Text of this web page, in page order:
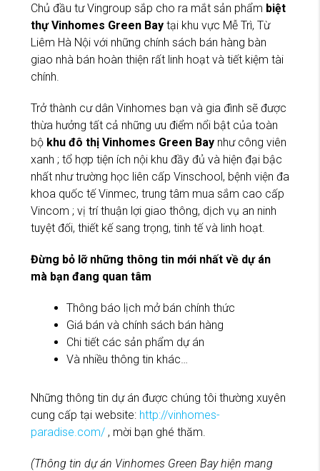
Chủ đầu tư Vingroup sắp cho ra mắt sản phẩm biệt
thự Vinhomes Green Bay tại khu vực Mễ Trì, Từ
Liêm Hà Nội với những chính sách bán hàng bàn
giao nhà bán hoàn thiện rất linh hoạt và tiết kiệm tài
chính.
Trở thành cư dân Vinhomes bạn và gia đình sẽ được
thừa hưởng tất cả những ưu điểm nổi bật của toàn
bộ khu đô thị Vinhomes Green Bay như công viên
xanh ; tổ hợp tiện ích nội khu đầy đủ và hiện đại bậc
nhất như trường học liên cấp Vinschool, bệnh viện đa
khoa quốc tế Vinmec, trung tâm mua sắm cao cấp
Vincom ; vị trí thuận lợi giao thông, dịch vụ an ninh
tuyệt đối, thiết kế sang trọng, tinh tế và linh hoạt.
Đừng bỏ lỡ những thông tin mới nhất về dự án
mà bạn đang quan tâm
Thông báo lịch mở bán chính thức
Giá bán và chính sách bán hàng
Chi tiết các sản phẩm dự án
Và nhiều thông tin khác…
Những thông tin dự án được chúng tôi thường xuyên
cung cấp tại website: http://vinhomes-
paradise.com/ , mời bạn ghé thăm.
(Thông tin dự án Vinhomes Green Bay hiện mang